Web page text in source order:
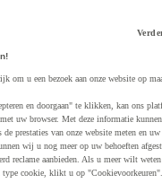
en verlichting
elektrisch schakelpaneel
en kabel
en kapelhaspel
en schakelaar
om u een bezoek aan onze website op
en doorgaan" te klikken, kan ons
uw browser. Met deze informatie
de prestaties van onze website meten en
wij u nog meer op uw behoeften
reclame aanbieden. Als u meer wilt
type cookie, klikt u op "Cookievoorkeuren".